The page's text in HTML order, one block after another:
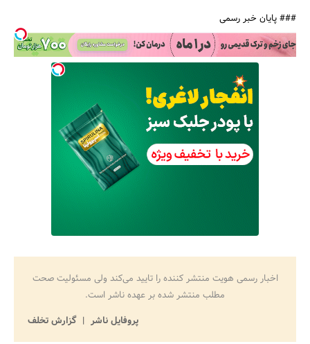
### پایان خبر رسمی
اخبار رسمی هویت منتشر کننده را تایید می‌کند ولی مسئولیت صحت
مطلب منتشر شده بر عهده ناشر است.
پروفایل ناشر
گزارش تخلف